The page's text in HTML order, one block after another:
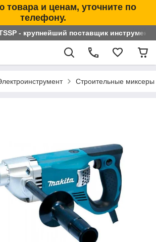
товара и ценам, уточните по
телефону.
- крупнейший поставщик
Строительные миксеры